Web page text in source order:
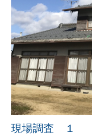
現場調査 １